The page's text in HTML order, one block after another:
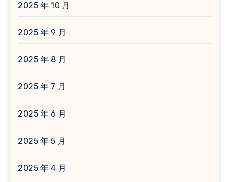
2025 年 10 月
2025 年 9 月
2025 年 8 月
2025 年 7 月
2025 年 6 月
2025 年 5 月
2025 年 4 月